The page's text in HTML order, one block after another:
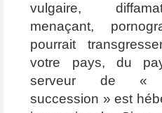
vulgaire,
menaçant,
pourrait
votre pays, du
serveur de «
succession » est